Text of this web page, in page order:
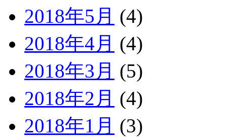
2018年5月 (4)
2018年4月 (4)
2018年3月 (5)
2018年2月 (4)
2018年1月 (3)